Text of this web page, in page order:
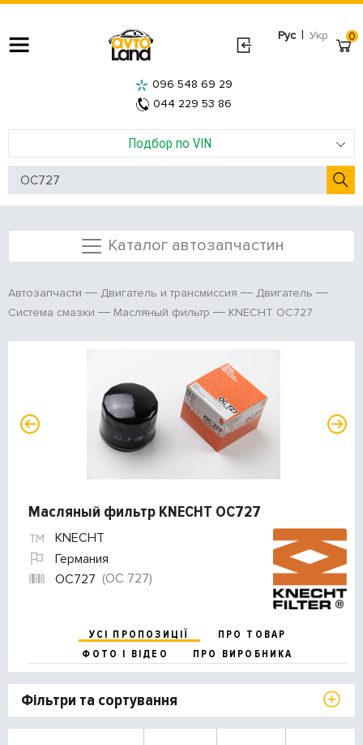
Рус | Укр
Подбор по VIN
096 548 69 29
044 229 53 86
0
Каталог автозапчастин
Автозапчасти Двигатель и трансмиссия
Двигатель
Система смазки
Масляный фильтр KNECHT OC727
Масляный фильтр KNECHT OC727
KNECHT
Германия
OC727 (OC 727)
УСІ ПРОПОЗИЦІЇ
ПРО ТОВАР
ФОТО І ВІДЕО
ПРО ВИРОБНИКА
Фільтри та сортування